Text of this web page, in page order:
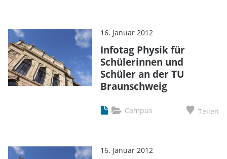
16. Januar 2012
Infotag Physik für
Schülerinnen und
Schüler an der TU
Braunschweig
Campus Teilen
16. Januar 2012